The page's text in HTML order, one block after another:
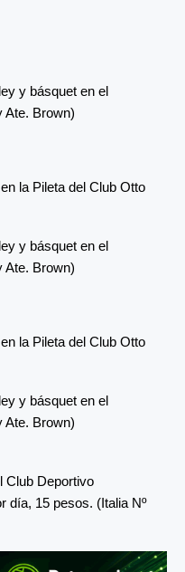
y básquet en el
Ate. Brown)
la Pileta del Club Otto
y básquet en el
Ate. Brown)
la Pileta del Club Otto
y básquet en el
Ate. Brown)
Club Deportivo
día, 15 pesos. (Italia Nº